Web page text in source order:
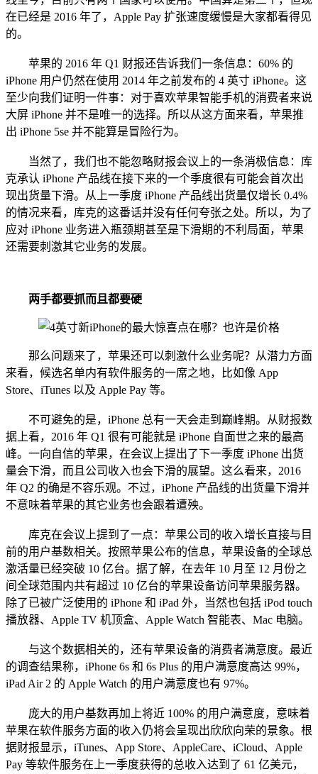
在已经是 2016 年了，Apple Pay 扩张速度缓慢是大家都看得见
的。
苹果的 2016 年 Q1 财报还告诉我们一条信息：60% 的
iPhone 用户仍然在使用 2014 年之前发布的 4 英寸 iPhone。这
至少向我们证明一件事：对于喜欢苹果智能手机的消费者来说
大屏 iPhone 并不是唯一的选择。所以从这方面来看，苹果推
出 iPhone 5se 并不能算是冒险行为。
当然了，我们也不能忽略财报会议上的一条消极信息：库
克承认 iPhone 产品线在接下来的一个季度很有可能会首次出
现出货量下滑。从上一季度 iPhone 产品线出货量仅增长 0.4%
的情况来看，库克的这番话并没有任何夸张之处。所以，为了
应对 iPhone 业务进入瓶颈期甚至是下滑期的不利局面，苹果
还需要刺激其它业务的发展。
两手都要抓而且都要硬
那么问题来了，苹果还可以刺激什么业务呢？从潜力方面
来看，候选名单内有软件服务的一席之地，比如像 App
Store、iTunes 以及 Apple Pay 等。
不可避免的是，iPhone 总有一天会走到巅峰期。从财报数
据上看，2016 年 Q1 很有可能就是 iPhone 自面世之来的最高
峰。一向自信的苹果，在会议上提出了下一季度 iPhone 出货
量会下滑，而且公司收入也会下滑的展望。这么看来，2016
年 Q2 的确是不容乐观。不过，iPhone 产品线的出货量下滑并
不意味着苹果的其它业务也会跟着遭殃。
库克在会议上提到了一点：苹果公司的收入增长直接与目
前的用户基数相关。按照苹果公布的信息，苹果设备的全球总
激活量已经突破 10 亿台。据了解，在去年 10 月至 12 月份之
间全球范围内共有超过 10 亿台的苹果设备访问苹果服务器。
除了已被广泛使用的 iPhone 和 iPad 外，当然也包括 iPod touch
播放器、Apple TV 机顶盒、Apple Watch 智能表、Mac 电脑。
与这个数据相关的，还有苹果设备的消费者满意度。最近
的调查结果称，iPhone 6s 和 6s Plus 的用户满意度高达 99%，
iPad Air 2 的 Apple Watch 的用户满意度也有 97%。
庞大的用户基数再加上将近 100% 的用户满意度，意味着
苹果在软件服务方面的收入仍将会呈现出欣欣向荣的景象。根
据财报显示，iTunes、App Store、AppleCare、iCloud、Apple
Pay 等软件服务在上一季度获得的总收入达到了 61 亿美元，